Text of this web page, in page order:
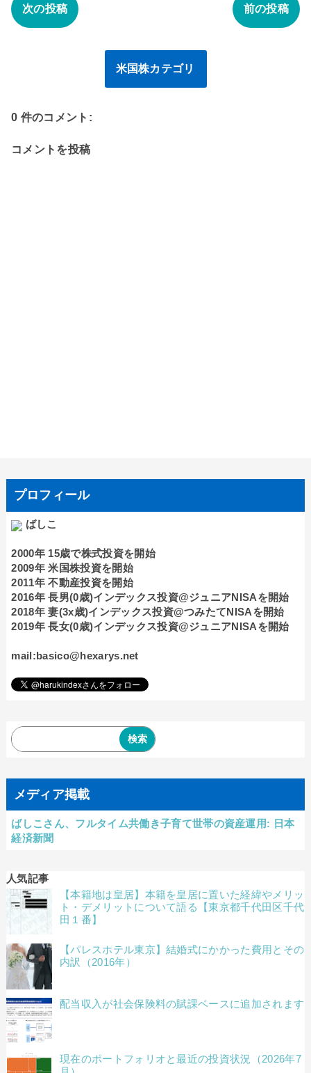
次の投稿 前の投稿
米国株カテゴリ
0 件のコメント:
コメントを投稿
プロフィール
ばしこ
2000年 15歳で株式投資を開始
2009年 米国株投資を開始
2011年 不動産投資を開始
2016年 長男(0歳)インデックス投資@ジュニアNISAを開始
2018年 妻(3x歳)インデックス投資@つみたてNISAを開始
2019年 長女(0歳)インデックス投資@ジュニアNISAを開始
mail:basico@hexarys.net
メディア掲載
ばしこさん、フルタイム共働き子育て世帯の資産運用: 日本
経済新聞
人気記事
【本籍地は皇居】本籍を皇居に置いた経緯やメリッ
ト・デメリットについて語る【東京都千代田区千代
田１番】
【パレスホテル東京】結婚式にかかった費用とその
内訳（2016年）
配当収入が社会保険料の賦課ベースに追加されます
現在のポートフォリオと最近の投資状況（2026年7